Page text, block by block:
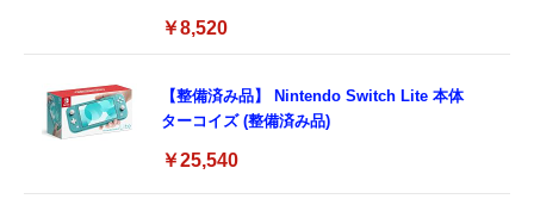
応
￥8,520
【整備済み品】 Nintendo Switch Lite 本体
ターコイズ (整備済み品)
￥25,540